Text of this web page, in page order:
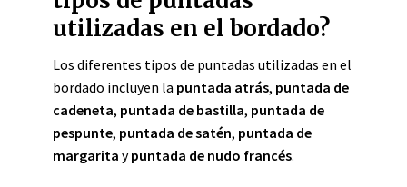
utilizadas en el bordado?
Los diferentes tipos de puntadas utilizadas en el
bordado incluyen la puntada atrás, puntada de
cadeneta, puntada de bastilla, puntada de
pespunte, puntada de satén, puntada de
margarita ypuntada de nudo francés.